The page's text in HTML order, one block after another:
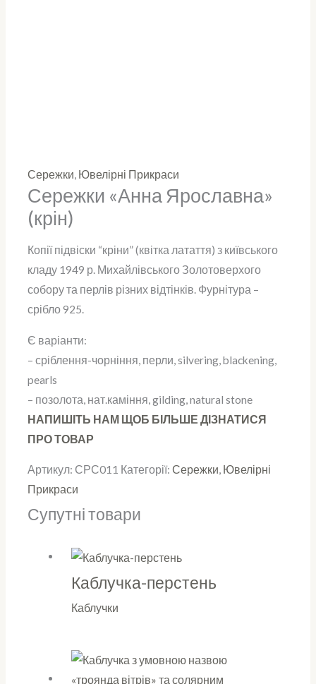
Сережки, Ювелірні Прикраси
Сережки «Анна Ярославна»
(крін)
Копії підвіски “кріни” (квітка латаття) з київського
кладу 1949 р. Михайлівського Золотоверхого
собору та перлів різних відтінків. Фурнітура –
срібло 925.
Є варіанти:
– сріблення-чорніння, перли, silvering, blackening,
pearls
– позолота, нат.каміння, gilding, natural stone
НАПИШІТЬ НАМ ЩОБ БІЛЬШЕ ДІЗНАТИСЯ
ПРО ТОВАР
Артикул: СРС011 Категорії:Сережки, Ювелірні
Прикраси
Супутні товари
Каблучка-перстень
Каблучки